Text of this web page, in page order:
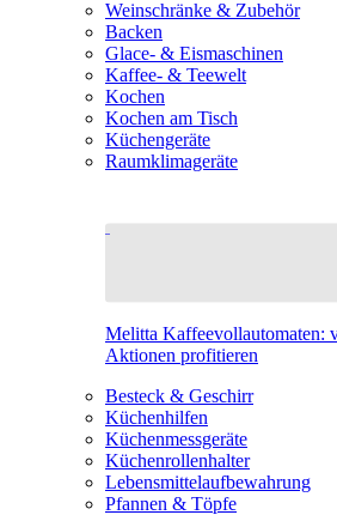
Weinschränke & Zubehör
Backen
Glace- & Eismaschinen
Kaffee- & Teewelt
Kochen
Kochen am Tisch
Küchengeräte
Raumklimageräte
Melitta Kaffeevollautomaten:
Aktionen profitieren
Besteck & Geschirr
Küchenhilfen
Küchenmessgeräte
Küchenrollenhalter
Lebensmittelaufbewahrung
Pfannen & Töpfe